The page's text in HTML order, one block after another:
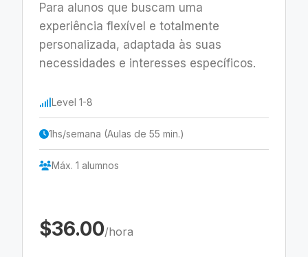
Para alunos que buscam uma
experiência flexível e totalmente
personalizada, adaptada às suas
necessidades e interesses específicos.
Level 1-8
1hs/semana (Aulas de 55 min.)
Máx. 1 alumnos
$36.00/hora